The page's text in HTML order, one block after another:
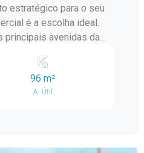
estratégico para o seu
é a escolha ideal.
principais avenidas da
pessoas e veículos.
comerciais.
96 m²
A. Útil